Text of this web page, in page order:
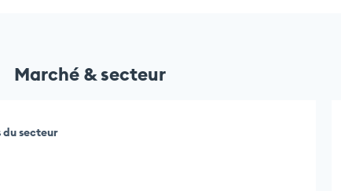
Marché & secteur
secteur